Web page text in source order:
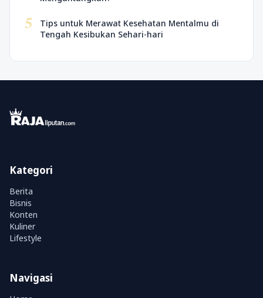
5
Tips untuk Merawat Kesehatan Mentalmu di
Tengah Kesibukan Sehari-hari
Kategori
Berita
Bisnis
Konten
Kuliner
Lifestyle
Navigasi